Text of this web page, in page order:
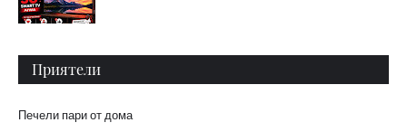
Приятели
Печели пари от дома